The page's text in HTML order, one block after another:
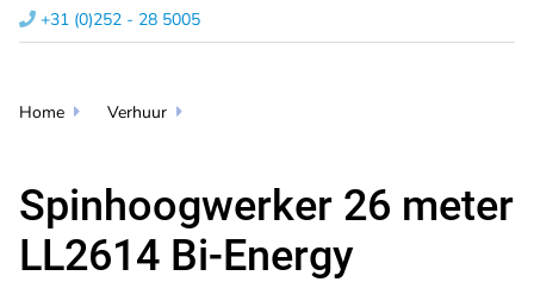
 +31 (0)252 - 28 5005​
Home  Verhuur 
Spinhoogwerker 26 meter
LL2614 Bi-Energy